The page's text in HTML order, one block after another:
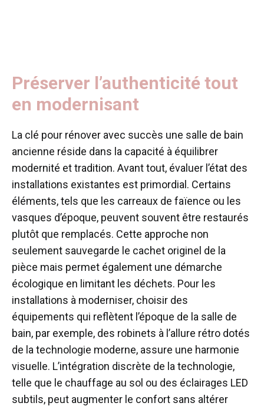
Préserver l’authenticité tout
en modernisant
La clé pour rénover avec succès une salle de bain
ancienne réside dans la capacité à équilibrer
modernité et tradition. Avant tout, évaluer l’état des
installations existantes est primordial. Certains
éléments, tels que les carreaux de faïence ou les
vasques d’époque, peuvent souvent être restaurés
plutôt que remplacés. Cette approche non
seulement sauvegarde le cachet originel de la
pièce mais permet également une démarche
écologique en limitant les déchets. Pour les
installations à moderniser, choisir des
équipements qui reflètent l’époque de la salle de
bain, par exemple, des robinets à l’allure rétro dotés
de la technologie moderne, assure une harmonie
visuelle. L’intégration discrète de la technologie,
telle que le chauffage au sol ou des éclairages LED
subtils, peut augmenter le confort sans altérer